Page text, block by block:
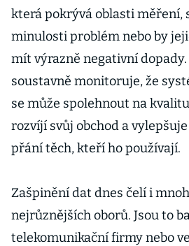
která pokrývá oblasti měření,
minulosti problém nebo by
mít výrazně negativní
soustavně monitoruje, že
se může spolehnout na
rozvíjí svůj obchod a
přání těch, kteří ho používají.
Zašpinění dat dnes čelí i
nejrůznějších oborů. Jsou to
telekomunikační firmy nebo